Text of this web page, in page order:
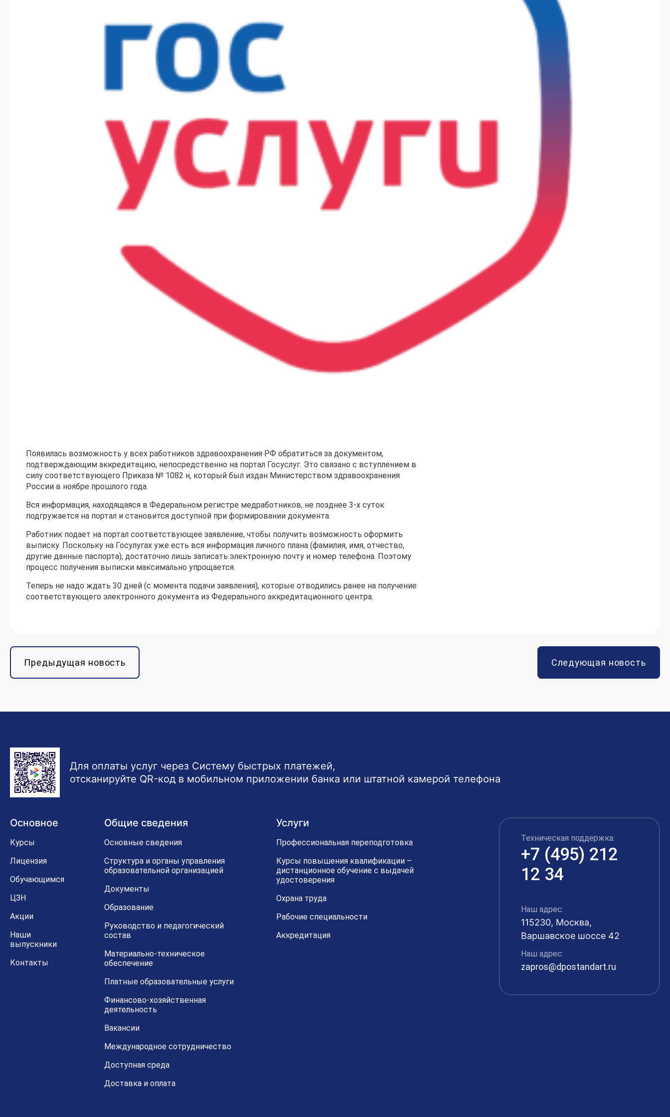
Появилась возможность у всех работников здравоохранения РФ обратиться за документом,
подтверждающим аккредитацию, непосредственно на портал Госуслуг. Это связано с вступлением в
силу соответствующего Приказа № 1082 н, который был издан Министерством здравоохранения
России в ноябре прошлого года.
Вся информация, находящаяся в Федеральном регистре медработников, не позднее 3-х суток
подгружается на портал и становится доступной при формировании документа.
Работник подает на портал соответствующее заявление, чтобы получить возможность оформить
выписку. Поскольку на Госулугах уже есть вся информация личного плана (фамилия, имя, отчество,
другие данные паспорта), достаточно лишь записать электронную почту и номер телефона. Поэтому
процесс получения выписки максимально упрощается.
Теперь не надо ждать 30 дней (с момента подачи заявления), которые отводились ранее на получение
соответствующего электронного документа из Федерального аккредитационного центра.
Предыдущая новость Следующая новость
Для оплаты услуг через Систему быстрых платежей,
отсканируйте QR-код в мобильном приложении банка или штатной камерой телефона
Основное
Курсы
Лицензия
Обучающимся
ЦЗН
Акции
Наши
выпускники
Контакты
Общие сведения
Основные сведения
Структура и органы управления
образовательной организацией
Документы
Образование
Руководство и педагогический
состав
Материально-техническое
обеспечение
Платные образовательные услуги
Финансово-хозяйственная
деятельность
Вакансии
Международное сотрудничество
Доступная среда
Доставка и оплата
Услуги
Профессиональная переподготовка
Курсы повышения квалификации –
дистанционное обучение с выдачей
удостоверения
Охрана труда
Рабочие специальности
Аккредитация
Техническая поддержка:
+7 (495) 212
12 34
Наш адрес:
115230, Москва,
Варшавское шоссе 42
Наш адрес:
zapros@dpostandart.ru